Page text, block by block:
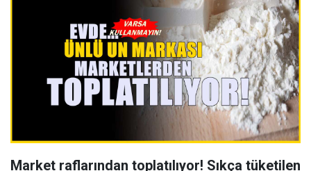
Market raflarından toplatılıyor! Sıkça tüketilen